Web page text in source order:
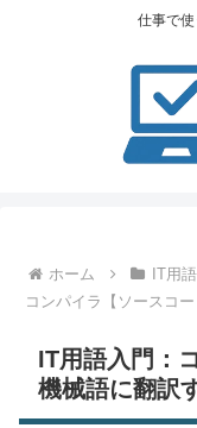
仕事で
ホーム IT用語
コンパイラ【ソースコ
IT用語入門：
機械語に翻訳